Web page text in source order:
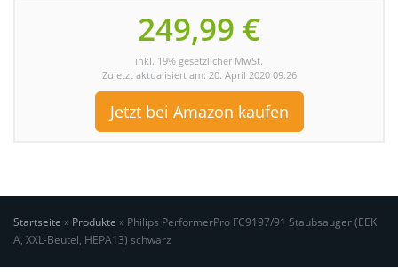
249,99 €
inkl. 19% gesetzlicher MwSt.
Zuletzt aktualisiert am: 20. April 2020 09:26
Jetzt bei Amazon kaufen
Startseite » Produkte » Philips PerformerPro FC9197/91 Staubsauger (EEK
A, XXL-Beutel, HEPA13) schwarz